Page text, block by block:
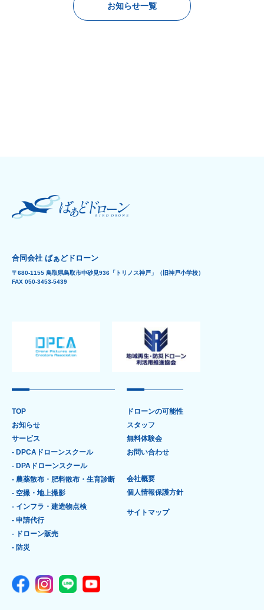
お知らせ一覧
合同会社 ばぁどドローン
〒680-1155 鳥取県鳥取市中砂見936「トリノス神戸」（旧神戸小学校）
FAX 050-3453-5439
TOP
お知らせ
サービス
- DPCAドローンスクール
- DPAドローンスクール
- 農薬散布・肥料散布・生育診断
- 空撮・地上撮影
- インフラ・建造物点検
- 申請代行
- ドローン販売
- 防災
ドローンの可能性
スタッフ
無料体験会
お問い合わせ
会社概要
個人情報保護方針
サイトマップ